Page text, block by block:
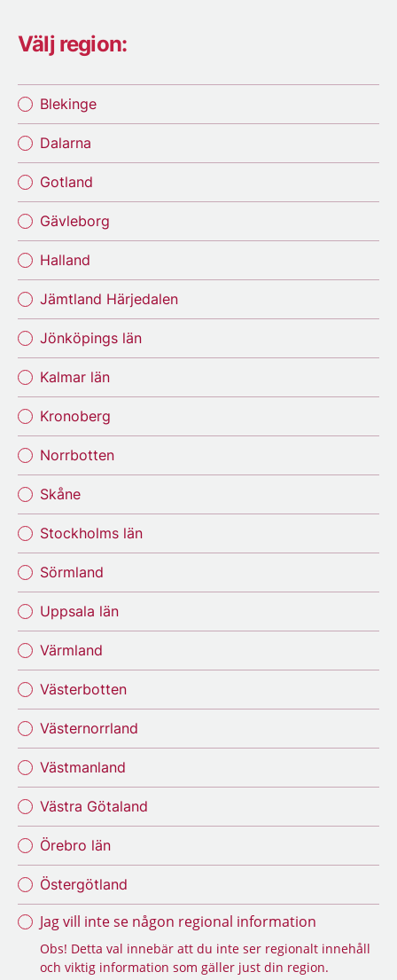
Välj region:
Blekinge
Dalarna
Gotland
Gävleborg
Halland
Jämtland Härjedalen
Jönköpings län
Kalmar län
Kronoberg
Norrbotten
Skåne
Stockholms län
Sörmland
Uppsala län
Värmland
Västerbotten
Västernorrland
Västmanland
Västra Götaland
Örebro län
Östergötland
Jag vill inte se någon regional information
Obs! Detta val innebär att du inte ser regionalt innehåll
och viktig information som gäller just din region.